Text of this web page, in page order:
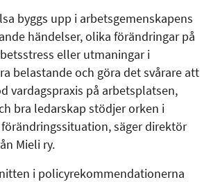
byggs upp i arbetsgemenskapens
händelser, olika förändringar på
eller utmaningar i
belastande och göra det svårare att
vardagspraxis på arbetsplatsen,
bra ledarskap stödjer orken i
säger direktör
Mieli ry.
i policyrekommendationerna